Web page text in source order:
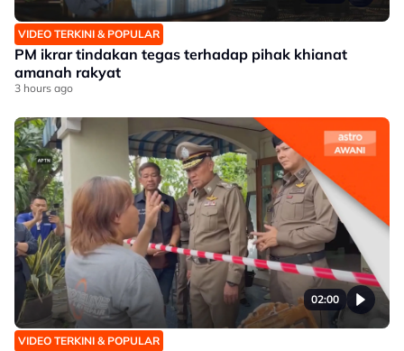
VIDEO TERKINI & POPULAR
PM ikrar tindakan tegas terhadap pihak khianat
amanah rakyat
3 hours ago
02:00
VIDEO TERKINI & POPULAR